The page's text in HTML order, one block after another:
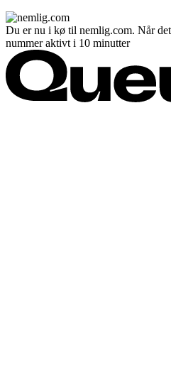
Du er nu i kø til nemlig.com. Når
nummer aktivt i 10 minutter